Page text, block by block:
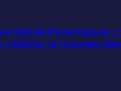
l’achat d’une maison :
célébrer ce nouveau